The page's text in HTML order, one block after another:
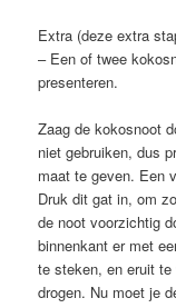
Extra (deze extra
– Een of twee
presenteren.
Zaag de kokosnoot
niet gebruiken, dus
maat te geven. Een
Druk dit gat in, om
de noot voorzichtig
binnenkant er met
te steken, en eruit
drogen. Nu moet je